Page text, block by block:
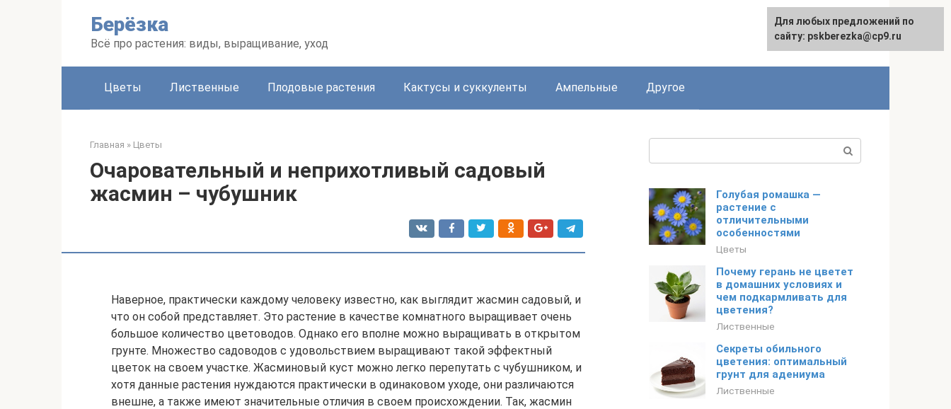
Берёзка
Всё про растения: виды, выращивание, уход
English
Цветы Лиственные Плодовые растения Кактусы и суккуленты Ампельные Другое
Главная » Цветы
Очаровательный и неприхотливый садовый
жасмин – чубушник
Наверное, практически каждому человеку известно, как выглядит жасмин садовый, и
что он собой представляет. Это растение в качестве комнатного выращивает очень
большое количество цветоводов. Однако его вполне можно выращивать в открытом
грунте. Множество садоводов с удовольствием выращивают такой эффектный
цветок на своем участке. Жасминовый куст можно легко перепутать с чубушником, и
хотя данные растения нуждаются практически в одинаковом уходе, они различаются
внешне, а также имеют значительные отличия в своем происхождении. Так, жасмин
Голубая ромашка —
растение с
отличительными
особенностями
Цветы
Почему герань не цветет
в домашних условиях и
чем подкармливать для
цветения?
Лиственные
Секреты обильного
цветения: оптимальный
грунт для адениума
Лиственные
Для любых предложений по
сайту: pskberezka@cp9.ru